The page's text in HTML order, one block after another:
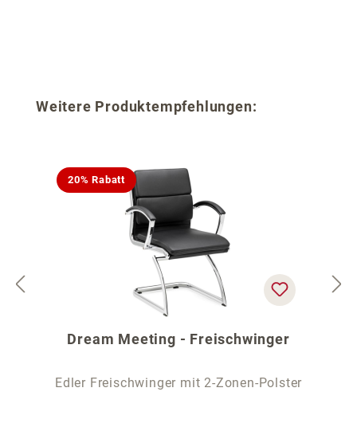
Produktgalerie überspringen
Weitere Produktempfehlungen:
20% Rabatt
Dream Meeting - Freischwinger
Edler Freischwinger mit 2-Zonen-Polster